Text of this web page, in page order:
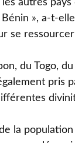
autres pays
», a-t-
se ressourcer
du Togo,
pris
la